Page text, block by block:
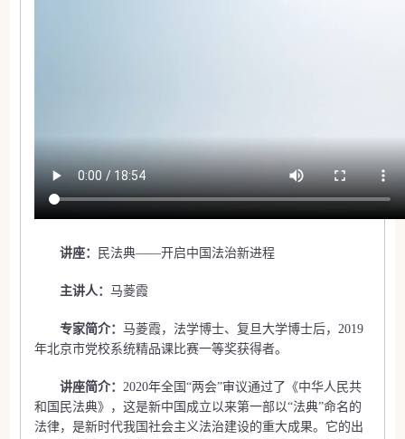
讲座： 民法典——开启中国法治新进程
主讲人： 马菱霞
专家简介： 马菱霞，法学博士、复旦大学博士后，2019
年北京市党校系统精品课比赛一等奖获得者。
讲座简介： 2020年全国“两会”审议通过了《中华人民共
和国民法典》，这是新中国成立以来第一部以“法典”命名的
法律，是新时代我国社会主义法治建设的重大成果。它的出